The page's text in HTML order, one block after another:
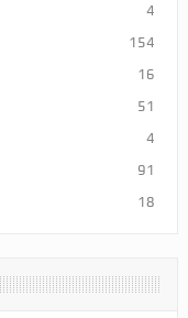
4
154
16
51
4
91
18